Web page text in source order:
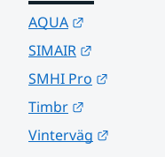
AQUA
SIMAIR
SMHI Pro
Timbr
Vinterväg